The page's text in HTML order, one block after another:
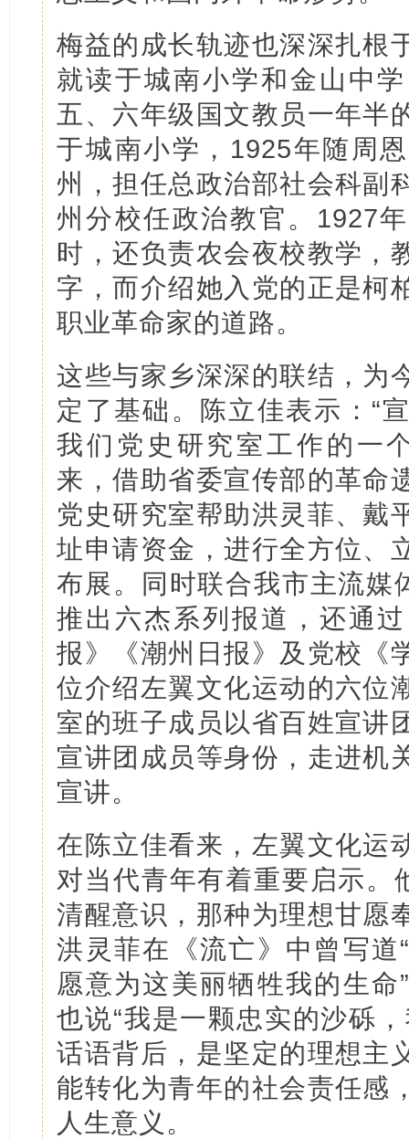
梅益的成长轨迹也深深扎根
就读于城南小学和金山中
五、六年级国文教员一年半
于城南小学，1925年随周
州，担任总政治部社会科副
州分校任政治教官。1927
时，还负责农会夜校教学，
字，而介绍她入党的正是柯
职业革命家的道路。
这些与家乡深深的联结，为
定了基础。陈立佳表示：“
我们党史研究室工作的一
来，借助省委宣传部的革命
党史研究室帮助洪灵菲、戴
址申请资金，进行全方位、
布展。同时联合我市主流媒
推出六杰系列报道，还通
报》《潮州日报》及党校《
位介绍左翼文化运动的六位
室的班子成员以省百姓宣讲
宣讲团成员等身份，走进机
宣讲。
在陈立佳看来，左翼文化运
对当代青年有着重要启示。
清醒意识，那种为理想甘愿
洪灵菲在《流亡》中曾写
愿意为这美丽牺牲我的生
也说“我是一颗忠实的沙砾
话语背后，是坚定的理想主
能转化为青年的社会责任感
人生意义。